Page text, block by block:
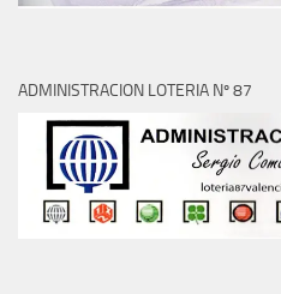
ADMINISTRACION LOTERIA Nº 87